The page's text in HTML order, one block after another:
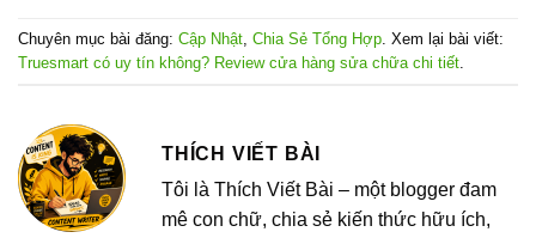
Chuyên mục bài đăng: Cập Nhật Chia Sẻ Tổng Hợp . Xem lại bài viết:
Truesmart có uy tín không? Review cửa hàng sửa chữa chi tiết
THÍCH VIẾT BÀI
Tôi là Thích Viết Bài – một blogger đam
mê con chữ, chia sẻ kiến thức hữu ích,